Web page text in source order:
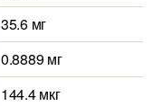
35.6 мг
0.8889 мг
144.4 мкг